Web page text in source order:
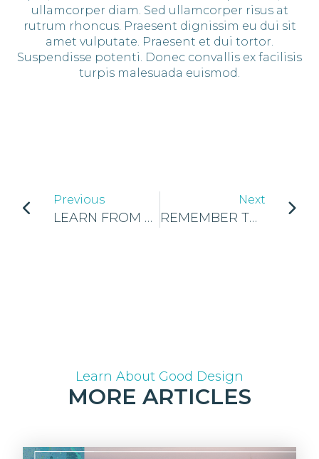
ullamcorper diam. Sed ullamcorper risus at
rutrum rhoncus. Praesent dignissim eu dui sit
amet vulputate. Praesent et dui tortor.
Suspendisse potenti. Donec convallis ex facilisis
turpis malesuada euismod.
Previous
LEARN FROM OUR PAST PARTICIPANTS AND THE WAY THEY CHANGE THEIR LIFE
Next
REMEMBER TO WRITE DON SUMMARY OF EACH LECTURE – IT WILL HELP YOU LATER
Learn About Good Design
MORE ARTICLES